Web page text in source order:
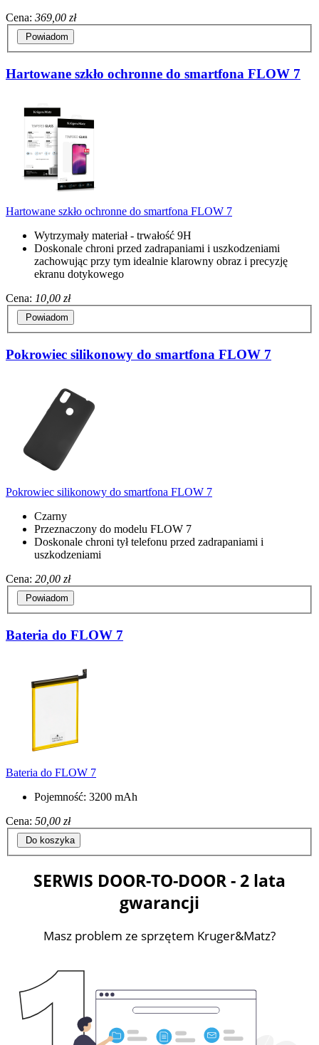
Cena: 369,00 zł
Powiadom
Hartowane szkło ochronne do smartfona FLOW 7
Hartowane szkło ochronne do smartfona FLOW 7
Wytrzymały materiał - trwałość 9H
Doskonale chroni przed zadrapaniami i uszkodzeniami
zachowując przy tym idealnie klarowny obraz i precyzję
ekranu dotykowego
Cena: 10,00 zł
Powiadom
Pokrowiec silikonowy do smartfona FLOW 7
Pokrowiec silikonowy do smartfona FLOW 7
Czarny
Przeznaczony do modelu FLOW 7
Doskonale chroni tył telefonu przed zadrapaniami i
uszkodzeniami
Cena: 20,00 zł
Powiadom
Bateria do FLOW 7
Bateria do FLOW 7
Pojemność: 3200 mAh
Cena: 50,00 zł
Do koszyka
SERWIS DOOR-TO-DOOR - 2 lata
gwarancji
Masz problem ze sprzętem Kruger&Matz?